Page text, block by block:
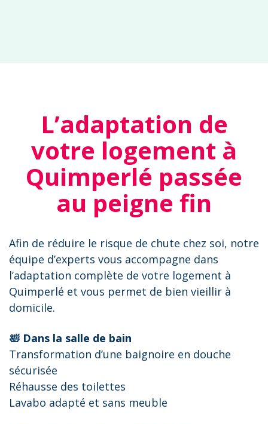
L’adaptation de
votre logement à
Quimperlé passée
au peigne fin
Afin de réduire le risque de chute chez soi, notre
équipe d’experts vous accompagne dans
l’adaptation complète de votre logement à
Quimperlé et vous permet de bien vieillir à
domicile.
🛀 Dans la salle de bain
Transformation d’une baignoire en douche
sécurisée
Réhausse des toilettes
Lavabo adapté et sans meuble